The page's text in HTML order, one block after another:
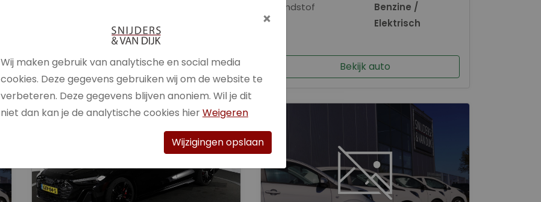
Elektrisch
Bekijk auto
Brandstof
Benzine /
Elektrisch
Bekijk auto
×
Wij maken gebruik van analytische en social media
cookies. Deze gegevens gebruiken wij om de website te
verbeteren. Deze gegevens blijven anoniem. Wil je dit
niet dan kan je de analytische cookies hierWeigeren
Wijzigingen opslaan